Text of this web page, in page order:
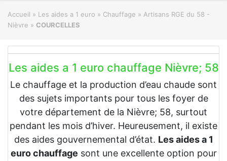
Accueil » Les aides a 1 euro » Chauffage » Artisans RGE du 58 -
Nièvre » COURCELLES
Les aides a 1 euro chauffage Nièvre; 58
Le chauffage et la production d’eau chaude sont
des sujets importants pour tous les foyer de
votre département de la Nièvre; 58, surtout
pendant les mois d’hiver. Heureusement, il existe
des aides gouvernemental d’état. Les aides a 1
euro chauffage sont une excellente option pour